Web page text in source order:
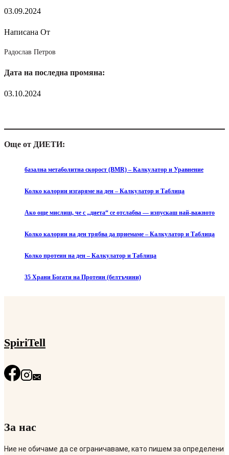
03.09.2024
Написана От
Радослав Петров
Дата на последна промяна:
03.10.2024
Още от ДИЕТИ:
базална метаболитна скорост (BMR) – Калкулатор и Уравнение
Колко калории изгаряме на ден – Калкулатор и Таблица
Ако още мислиш, че с „диета“ се отслабва — изпускаш най-важното
Колко калории на ден трябва да приемаме – Калкулатор и Таблица
Колко протеин на ден – Калкулатор и Таблица
35 Храни Богати на Протеин (белтъчини)
SpiriTell
За нас
Ние не обичаме да се ограничаваме, като пишем за определени